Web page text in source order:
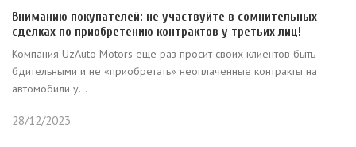
Вниманию покупателей: не участвуйте в сомнительных
сделках по приобретению контрактов у третьих лиц!
Компания UzAuto Motors еще раз просит своих клиентов быть
бдительными и не «приобретать» неоплаченные контракты на
автомобили у...
28/12/2023